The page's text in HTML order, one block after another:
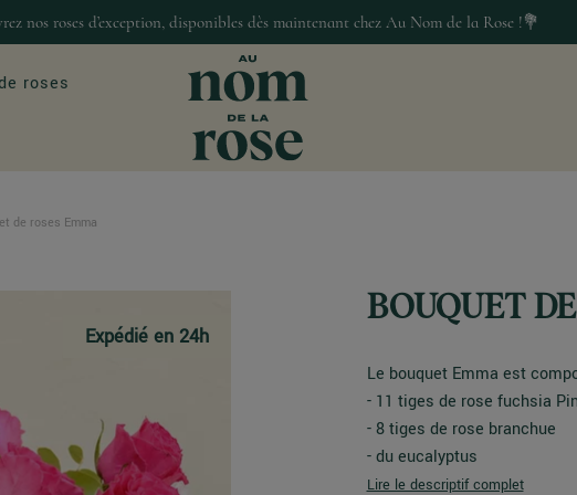
nos roses d’exception, disponibles dès maintenant chez Au Nom de la Rose !💐
Gourmandises
roses
de roses Emma
Expédié en 24h
BOUQUET
Le bouquet Emma est
- 11 tiges de rose fuchsia
- 8 tiges de rose branchue
- du eucalyptus
Lire le descriptif complet